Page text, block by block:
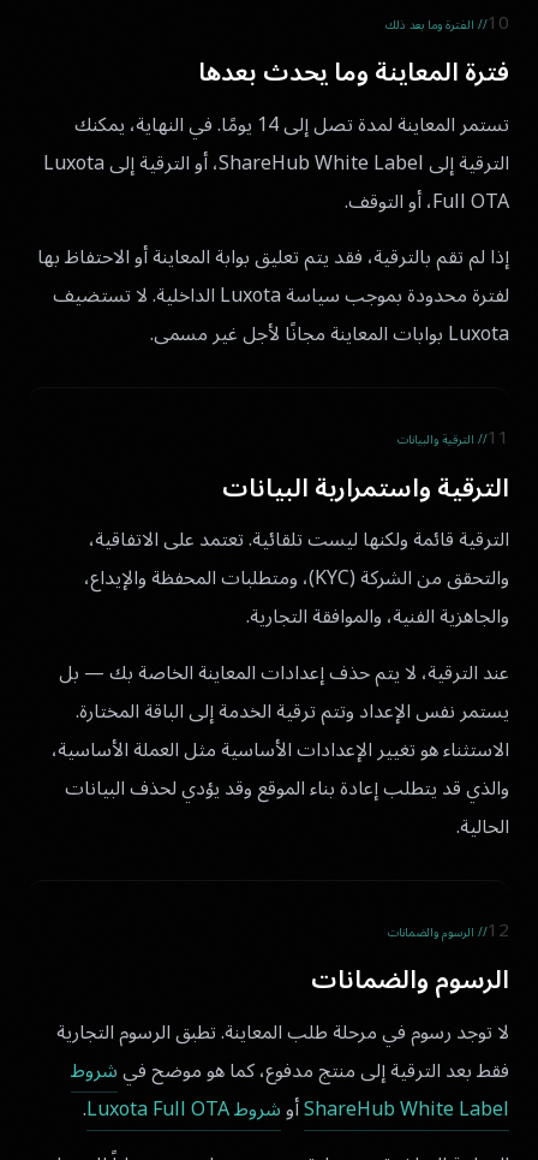
10// الفترة وما بعد ذلك
فترة المعاينة وما يحدث بعدها
تستمر المعاينة لمدة تصل إلى 14 يومًا. في النهاية، يمكنك
الترقية إلى ShareHub White Label، أو الترقية إلى Luxota
Full OTA، أو التوقف.
إذا لم تقم بالترقية، فقد يتم تعليق بوابة المعاينة أو الاحتفاظ بها
لفترة محدودة بموجب سياسة Luxota الداخلية. لا تستضيف
Luxota بوابات المعاينة مجانًا لأجل غير مسمى.
11// الترقية والبيانات
الترقية واستمرارية البيانات
الترقية قائمة ولكنها ليست تلقائية. تعتمد على الاتفاقية،
والتحقق من الشركة (KYC)، ومتطلبات المحفظة والإيداع،
والجاهزية الفنية، والموافقة التجارية.
عند الترقية، لا يتم حذف إعدادات المعاينة الخاصة بك — بل
يستمر نفس الإعداد وتتم ترقية الخدمة إلى الباقة المختارة.
الاستثناء هو تغيير الإعدادات الأساسية مثل العملة الأساسية،
والذي قد يتطلب إعادة بناء الموقع وقد يؤدي لحذف البيانات
الحالية.
12// الرسوم والضمانات
الرسوم والضمانات
لا توجد رسوم في مرحلة طلب المعاينة. تطبق الرسوم التجارية
فقط بعد الترقية إلى منتج مدفوع، كما هو موضح فيشروط
ShareHub White Labelأوشروط Luxota Full OTA
.